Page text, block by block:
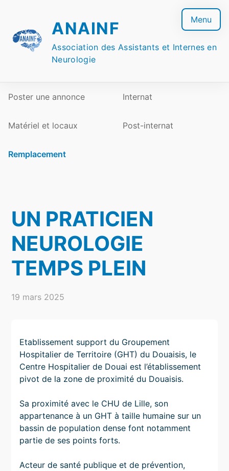
content
ANAINF
Association des Assistants et Internes en
Neurologie
Menu
Poster une annonce Internat
Matériel et locaux Post-internat
Remplacement
UN PRATICIEN
NEUROLOGIE
TEMPS PLEIN
19 mars 2025
Etablissement support du Groupement
Hospitalier de Territoire (GHT) du Douaisis, le
Centre Hospitalier de Douai est l’établissement
pivot de la zone de proximité du Douaisis.
Sa proximité avec le CHU de Lille, son
appartenance à un GHT à taille humaine sur un
bassin de population dense font notamment
partie de ses points forts.
Acteur de santé publique et de prévention,